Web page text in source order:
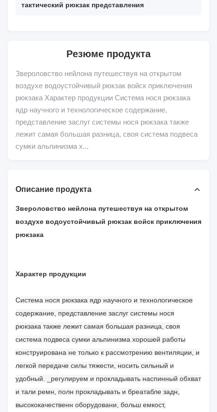
тактический рюкзак представления
Резюме продукта
Звероловство нейлона путешествуя на открытом
воздухе водоустойчивый рюкзак войск приключения
рюкзака Характер продукции Система нося рюкзака
ядр научного и технологическое содержание,
представление заслуг системы нося рюкзака также
лежит самая большая разница, своя система подвеса
сумки альпинизма х...
Описание продукта
Звероловство нейлона путешествуя на открытом
воздухе водоустойчивый рюкзак войск приключения
рюкзака
Характер продукции
Система нося рюкзака ядр научного и технологическое
содержание, представление заслуг системы нося
рюкзака также лежит самая большая разница, своя
система подвеса сумки альпинизма хорошей работы
конструирована не только к рассмотрению вентиляции, и
легкой передаче силы тяжести, носить сильный и
удобный. _регулируем и прокладывать наспинный обхват
и тали ремн, полн прокладывать и бреатабле задн,
высококачественн оборудовани, больш емкост,